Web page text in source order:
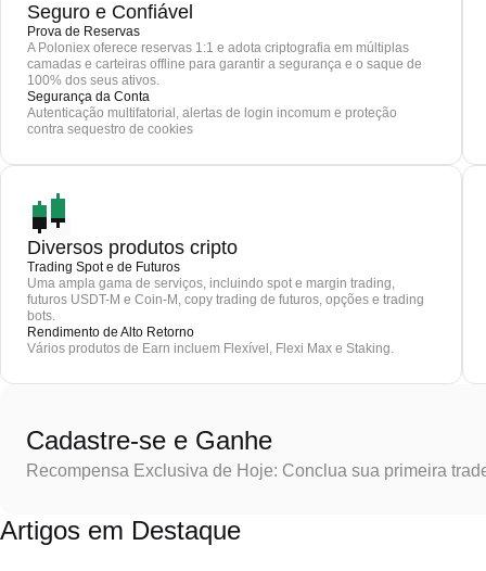
Seguro e Confiável
Prova de Reservas
A Poloniex oferece reservas 1:1 e adota criptografia em múltiplas
camadas e carteiras offline para garantir a segurança e o saque de
100% dos seus ativos.
Segurança da Conta
Autenticação multifatorial, alertas de login incomum e proteção
contra sequestro de cookies
Diversos produtos cripto
Trading Spot e de Futuros
Uma ampla gama de serviços, incluindo spot e margin trading,
futuros USDT-M e Coin-M, copy trading de futuros, opções e trading
bots.
Rendimento de Alto Retorno
Vários produtos de Earn incluem Flexível, Flexi Max e Staking.
Cadastre-se e Ganhe
Recompensa Exclusiva de Hoje: Conclua sua primeira
Artigos em Destaque